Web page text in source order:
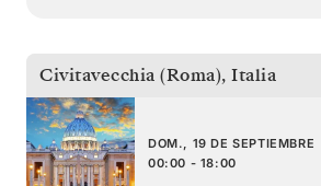
Civitavecchia (Roma), Italia
DOM., 19 DE SEPTIEMBRE
00:00 - 18:00